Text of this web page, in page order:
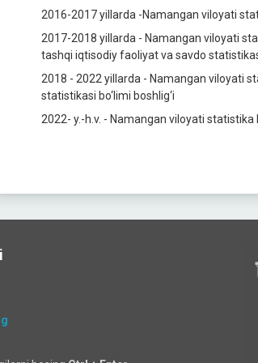
2016-2017 yillarda -Namangan viloyati
2017-2018 yillarda - Namangan viloyati
tashqi iqtisodiy faoliyat va savdo
2018 - 2022 yillarda - Namangan viloyati
statistikasi bo‘limi boshlig‘i
2022- y.-h.v. - Namangan viloyati statistika